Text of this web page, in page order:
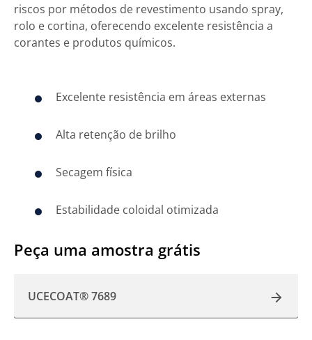
riscos por métodos de revestimento usando spray,
rolo e cortina, oferecendo excelente resistência a
corantes e produtos químicos.
Excelente resistência em áreas externas
Alta retenção de brilho
Secagem física
Estabilidade coloidal otimizada
Peça uma amostra grátis
UCECOAT® 7689